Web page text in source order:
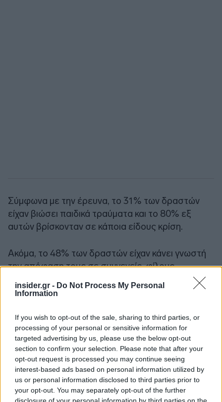
insider.gr - Do Not Process My Personal
Information
If you wish to opt-out of the sale, sharing to third parties, or
processing of your personal or sensitive information for
targeted advertising by us, please use the below opt-out
section to confirm your selection. Please note that after your
opt-out request is processed you may continue seeing
interest-based ads based on personal information utilized by
us or personal information disclosed to third parties prior to
your opt-out. You may separately opt-out of the further
Σύμφωνα με την έρευνα, το 31% των δραστών
είχαν βιώσει παιδικά τραύματα και το 80% εξ
αυτών βρίσκονταν σε κάποια είδους κρίση.
Ακόμα, το 48% των δραστών είχαν κάνει γνωστή
την απόφαση τους σε συγγενείς, φίλους,
άγνωστους ή και στις αρχές ασφάλειας των ΗΠΑ.
πρώτοι όλες τιςειδήσειςαπό την Ελλάδα και τον κόσμο.